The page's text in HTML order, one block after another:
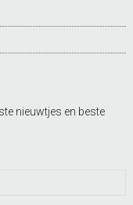
nieuwtjes en beste